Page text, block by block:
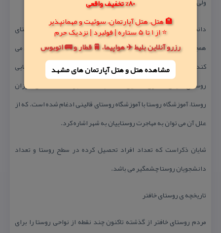
80% تخفیف واقعی
🏨 هتل، هتل آپارتمان، سوئیت و مهمانپذیر
⭐ از 1 تا 5 ستاره | فولبرد | نزدیک حرم
رزرو آنلاین بلیط ✈️ هواپیما، 🚆 قطار و 🚌 اتوبوس
مشاهده هتل و هتل‌ آپارتمان های مشهد
دانش آموزان دختر راهنمایی روستا وهمچنین دختران راهنمایی روستای
همجوار(قالینی) در مدرسه ی راهنمایی دخترانه روستای خافتر تحصیل می
كند. درحالی كه دانش آموزان پسر راهنمایی روستا درآموزشگاه راهنمایی
روستای قالینی مشغول تحصیل اند.كه به علت كمبود تعداد دانش آموزان
روستا، آموزشگاه روستا با آموزشگاه روستای قالینی ادغام شده است. كه از
علل آن می توان به مهاجرت روستاییان به شهر اشاره كرد.
شایان ذكراست كه تعداد افراد تحصیل كرده در سطح روستا و تعداد
دانشجویان روستا چشمگیر می باشد.
تاریخچه ی روستای خافتر
مردم روستای خافتر از گذشته تاكنون چند نقطه از نواحی روستا را برای